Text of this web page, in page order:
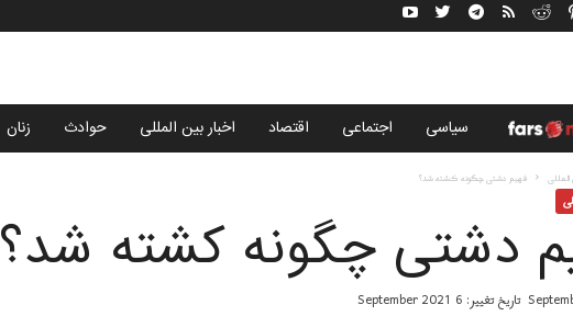
ب
سياسى اجتماعی اقتصاد اخبار بین المللی حوادث زنان
المللی فهیم دشتی چگونه کشته شد؟
دشتی چگونه کشته شد؟
تاریخ تغییر: 6 September 2021